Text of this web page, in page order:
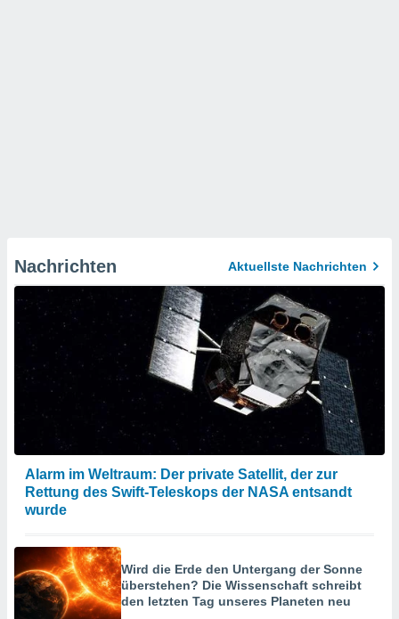
Nachrichten Aktuellste Nachrichten
Alarm im Weltraum: Der private Satellit, der zur
Rettung des Swift-Teleskops der NASA entsandt
wurde
Wird die Erde den Untergang der Sonne
überstehen? Die Wissenschaft schreibt
den letzten Tag unseres Planeten neu